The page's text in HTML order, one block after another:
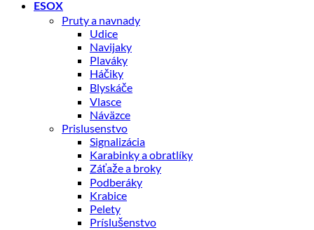
ESOX
Pruty a navnady
Udice
Navijaky
Plaváky
Háčiky
Blyskáče
Vlasce
Náväzce
Prislusenstvo
Signalizácia
Karabinky a obratlíky
Záťaže a broky
Podberáky
Krabice
Pelety
Príslušenstvo